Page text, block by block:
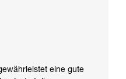
eine gute